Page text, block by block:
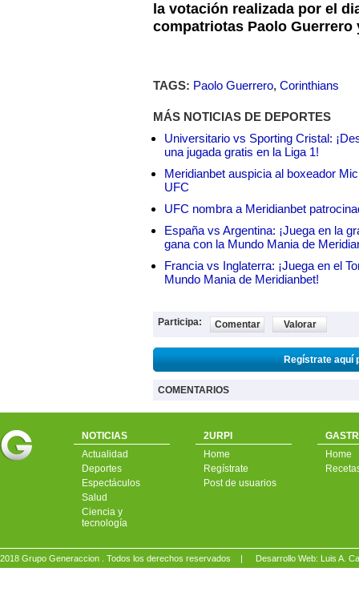
la votación realizada por el
compatriotas Paolo Guerrero
TAGS: Paolo Guerrero, Corinthians
MÁS NOTICIAS DE DEPORTES
Universitario vs Sporting Cristal:
una jugada gratis en la Liga 1!
Meridianbet auspicia al boxeador
UFC
UFC nombra a Meridianbet
España vs Argentina: ¡Juega en la
gana con la Mundo Mania de
Francia vs Inglaterra: ¡Juega en el
Mundo Mania de Meridianbet!
Participa: Comentar Valorar
Regístrate aquí
COMENTARIOS
NOTICIAS
Actualidad
Deportes
Espectáculos
Salud
Ciencia y
tecnología
2URPI
Home
Regístrate
Post de usuarios
Home
2018 Grupo Generaccion . Todos los derechos reservados | Desarrollo Web: Luis